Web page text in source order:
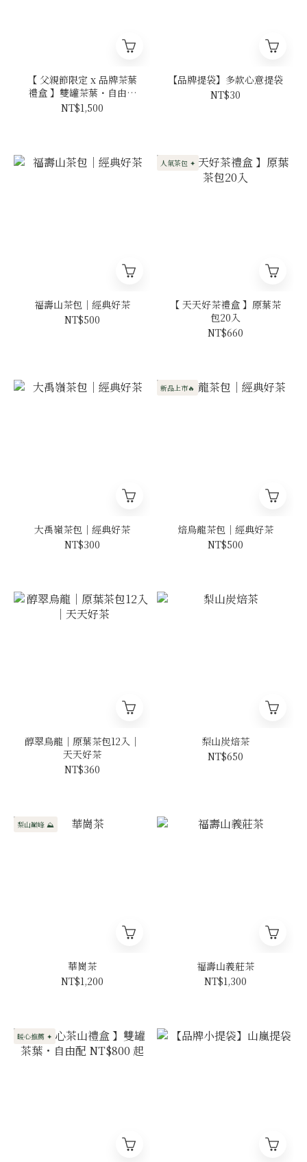
【 父親節限定 x 品牌茶葉
禮盒 】雙罐茶葉・自由配
NT$1,500 起
NT$1,500
【品牌提袋】多款心意提袋
NT$30
福壽山茶包｜經典好茶
NT$500
人氣茶包 ✦
【 天天好茶禮盒 】原葉茶
包20入
NT$660
大禹嶺茶包｜經典好茶
NT$300
新品上市🔥
焙烏龍茶包｜經典好茶
NT$500
醇翠烏龍｜原葉茶包12入｜
天天好茶
NT$360
梨山炭焙茶
NT$650
梨山巔峰 ⛰️
華崗茶
NT$1,200
福壽山義莊茶
NT$1,300
暖心推薦 ✦